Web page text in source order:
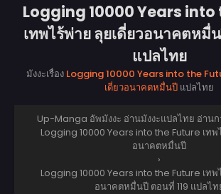
Logging 10000 Years into
เทพไร้พ่าย ลุยเดี่ยวอนาคตหมื่
แปลไทย
มังงะเรื่อง Logging 10000 Years into the
เดี่ยวอนาคตหมื่นปี แปลไทย
Up-Manga อัพมังงะ อ่านมังงะแปลไทย อ่าน
Logging 10000 Years into the Future เทพ
อนาคตหมื่นปี
›
Logging 10000 Years into the Future เทพ
อนาคตหมื่นปี ตอนที่ 119 แปลไท